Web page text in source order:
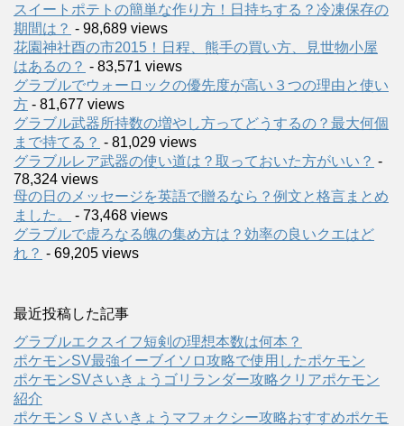
スイートポテトの簡単な作り方！日持ちする？冷凍保存の
期間は？ - 98,689 views
花園神社酉の市2015！日程、熊手の買い方、見世物小屋
はあるの？ - 83,571 views
グラブルでウォーロックの優先度が高い３つの理由と使い
方 - 81,677 views
グラブル武器所持数の増やし方ってどうするの？最大何個
まで持てる？ - 81,029 views
グラブルレア武器の使い道は？取っておいた方がいい？ -
78,324 views
母の日のメッセージを英語で贈るなら？例文と格言まとめ
ました。
- 73,468 views
グラブルで虚ろなる魄の集め方は？効率の良いクエはど
れ？ - 69,205 views
最近投稿した記事
グラブルエクスイフ短剣の理想本数は何本？
ポケモンSV最強イーブイソロ攻略で使用したポケモン
ポケモンSVさいきょうゴリランダー攻略クリアポケモン
紹介
ポケモンＳＶさいきょうマフォクシー攻略おすすめポケモ